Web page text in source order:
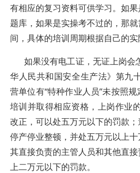
有相应的复习资料可供学习。如
题库，如果是实操考不过的，那
间，具体的培训周期根据自己的实
如果没有电工证，无证上岗会
华人民共和国安全生产法》第九
营单位有“特种作业人员”未按照
培训并取得相应资格，上岗作业
改正，可以处五万元以下的罚款
停产停业整顿，并处五万元以上
其直接负责的主管人员和其他直
上二万元以下的罚款。